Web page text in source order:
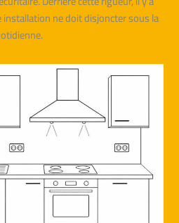
ne doit disjoncter sous la